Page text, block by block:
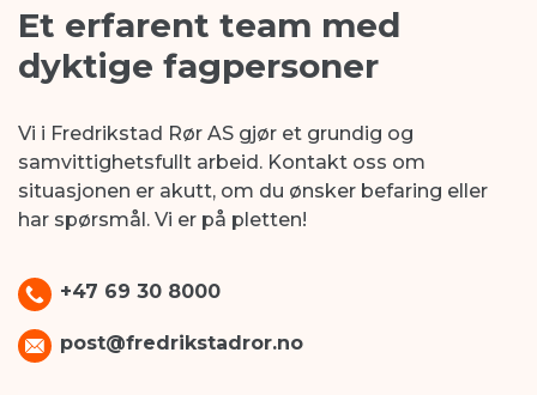
Et erfarent team med
dyktige fagpersoner
Vi i Fredrikstad Rør AS gjør et grundig og
samvittighetsfullt arbeid. Kontakt oss om
situasjonen er akutt, om du ønsker befaring eller
har spørsmål. Vi er på pletten!
+47 69 30 8000
post@fredrikstadror.no